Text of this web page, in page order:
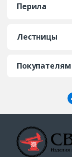
Перила
Лестницы
Покупателям